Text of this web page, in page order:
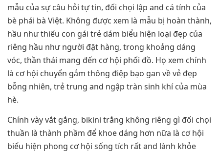
mẫu của sự câu hỏi tự tin, đối chọi lập and cá tính của
bè phái bà Việt. Không được xem là mẫu bị hoàn thành,
hầu như thiếu con gái trẻ dám biểu hiện loại đẹp của
riêng hầu như người đặt hàng, trong khoảng dáng
vóc, thần thái mang đến cơ hội phối đồ. Họ xem chính
là cơ hội chuyển gắm thông điệp bạo gan về vẻ đẹp
bỗng nhiên, trẻ trung and ngập tràn sinh khí của mùa
hè.
Chính vày vắt gắng, bikini trắng không riêng gì đối chọi
thuần là thành phầm để khoe dáng hơn nữa là cơ hội
biểu hiện phong cơ hội sống tích rất and lành khỏe